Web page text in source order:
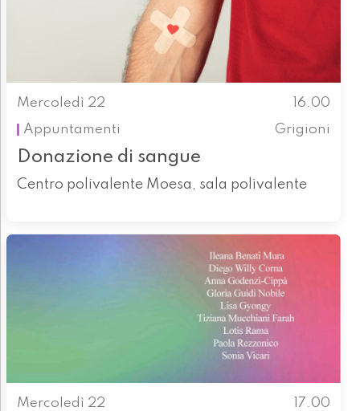
Mercoledì 22
16.00
Appuntamenti
Grigioni
Donazione di sangue
Centro polivalente Moesa, sala polivalente
Mercoledì 22
17.00